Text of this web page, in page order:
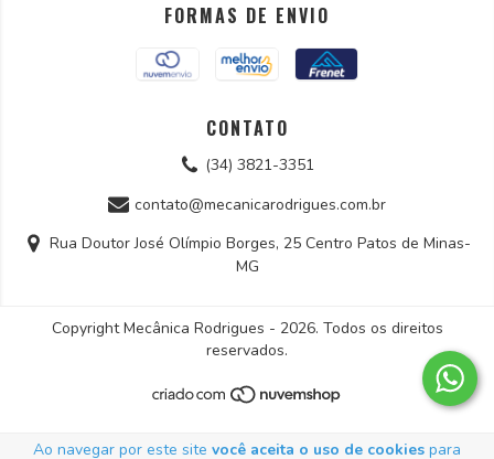
Ao navegar por este site você aceita o uso de cookies para
FORMAS DE ENVIO
CONTATO
(34) 3821-3351
contato@mecanicarodrigues.com.br
Rua Doutor José Olímpio Borges, 25 Centro Patos de Minas-
MG
Copyright Mecânica Rodrigues - 2026. Todos os direitos
reservados.